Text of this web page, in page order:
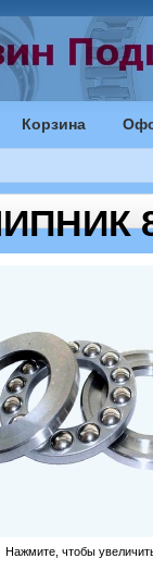
Корзина
Нажмите, чтобы